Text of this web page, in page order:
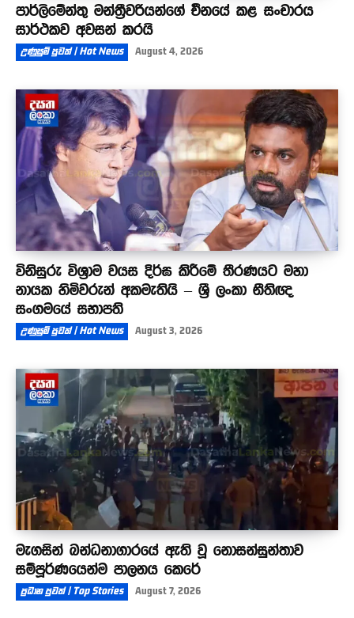
පාර්ලිමේන්තු මන්ත්‍රීවරියන්ගේ චීනයේ කළ සංචාරය
සාර්ථකව අවසන් කරයි
උණුසුම් පුවත් | Hot News August 4, 2026
විනිසුරු විශ්‍රාම වයස දිර්ඝ කිරීමේ තීරණයට මහා
නායක හිමිවරුන් අකමැතියි – ශ්‍රී ලංකා නීතිඥ
සංගමයේ සභාපති
උණුසුම් පුවත් | Hot News August 3, 2026
මැගසින් බන්ධනාගාරයේ ඇති වූ නොසන්සුන්තාව
සම්පූර්ණයෙන්ම පාලනය කෙරේ
ප්‍රධාන පුවත් | Top Stories August 7, 2026